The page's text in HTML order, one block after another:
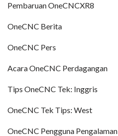
Pembaruan OneCNCXR8
OneCNC Berita
OneCNC Pers
Acara OneCNC Perdagangan
Tips OneCNC Tek: Inggris
OneCNC Tek Tips: West
OneCNC Pengguna Pengalaman